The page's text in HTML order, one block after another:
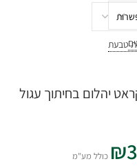
טבעת
יהלום בחיתוך עגול
₪ הנוכחי
כולל מע"מ